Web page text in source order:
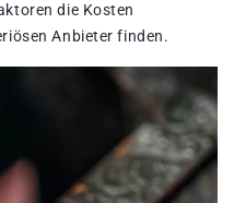
die Kosten
Anbieter finden.